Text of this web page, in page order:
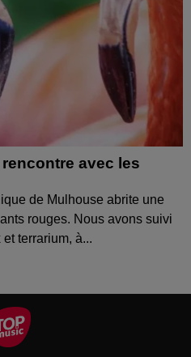
avec les
de Mulhouse abrite une
rouges. Nous avons suivi
terrarium, à...